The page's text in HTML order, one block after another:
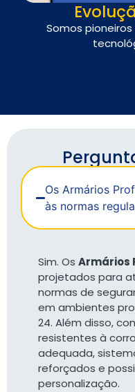
Somos
Os Armários
às normas
Sim. Os Armários
projetados para
normas de
em ambientes
24. Além disso,
resistentes à
adequada,
reforçados e
personalização.